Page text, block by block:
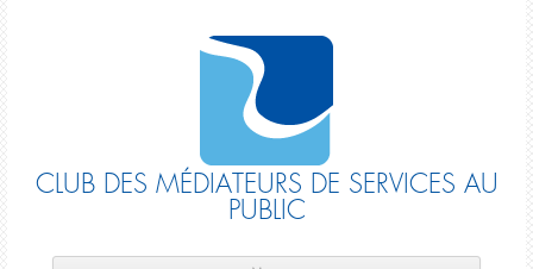
CLUB DES MÉDIATEURS DE SERVICES AU
PUBLIC